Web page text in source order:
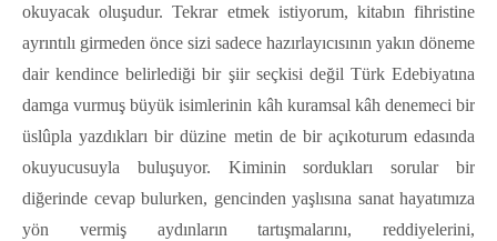
okuyacak oluşudur. Tekrar etmek istiyorum, kitabın fihristine
ayrıntılı girmeden önce sizi sadece hazırlayıcısının yakın döneme
dair kendince belirlediği bir şiir seçkisi değil Türk Edebiyatına
damga vurmuş büyük isimlerinin kâh kuramsal kâh denemeci bir
üslûpla yazdıkları bir düzine metin de bir açıkoturum edasında
okuyucusuyla buluşuyor. Kiminin sordukları sorular bir
diğerinde cevap bulurken, gencinden yaşlısına sanat hayatımıza
yön vermiş aydınların tartışmalarını, reddiyelerini,